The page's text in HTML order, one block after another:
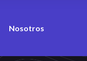
Nosotros